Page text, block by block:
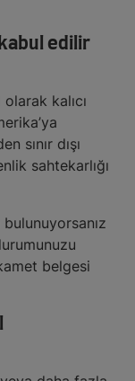
edilir
kalıcı
sınır dışı
sahtekarlığı
belgesi